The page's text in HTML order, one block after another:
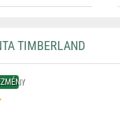
TIMBERLAND